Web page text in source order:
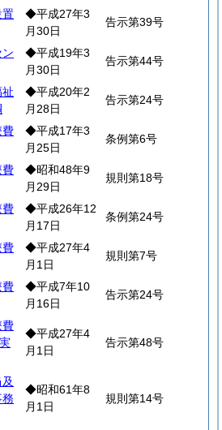
置
◆平成27年3
月30日
告示第39号
◆平成19年3
月30日
告示第44号
◆平成20年2
月28日
告示第24号
費
◆平成17年3
月25日
条例第6号
費
◆昭和48年9
月29日
規則第18号
費
◆平成26年12
月17日
条例第24号
費
◆平成27年4
月1日
規則第7号
費
◆平成7年10
月16日
告示第24号
費
◆平成27年4
月1日
告示第48号
◆昭和61年8
月1日
規則第14号